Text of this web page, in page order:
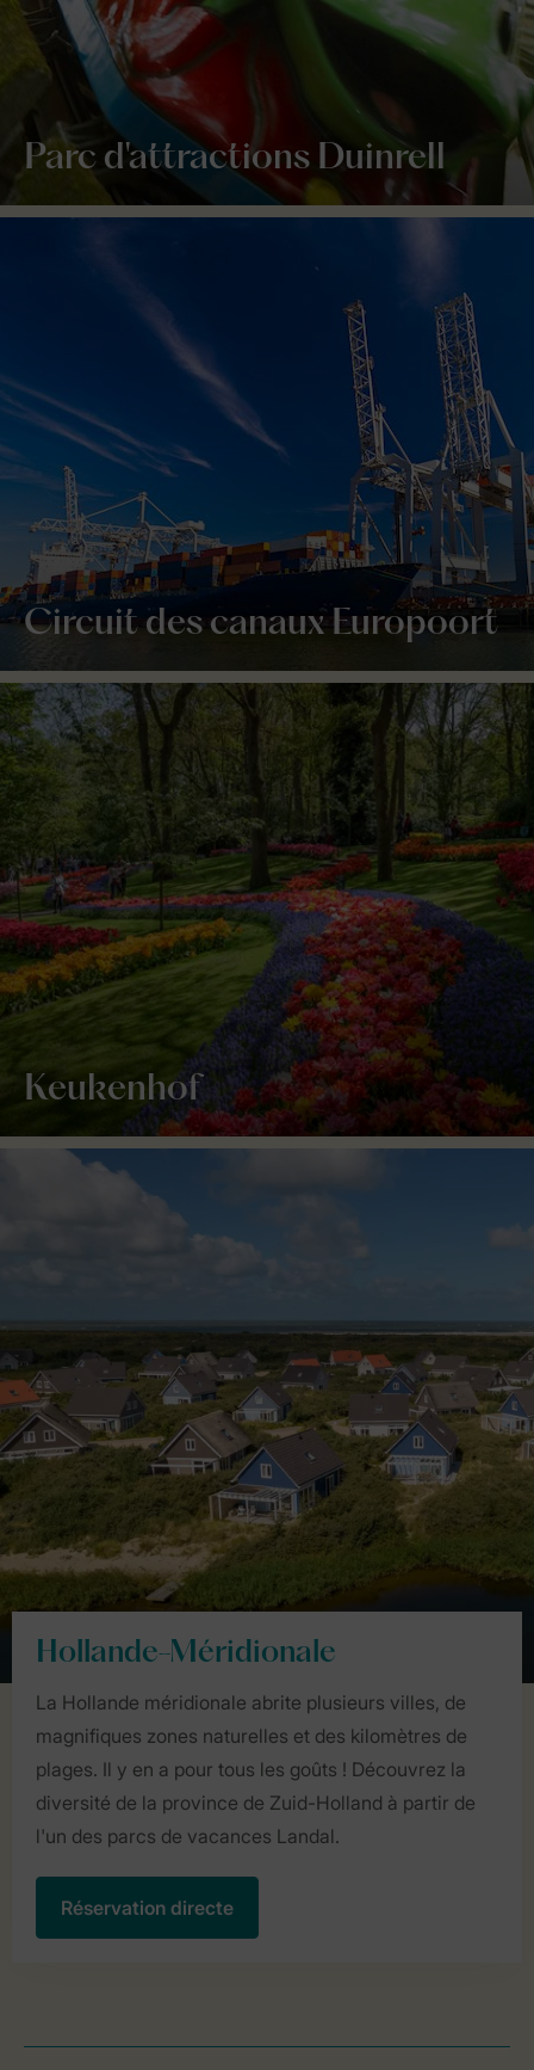
Parc d'attractions Duinrell
Circuit des canaux Europoort
Keukenhof
Hollande-Méridionale
La Hollande méridionale abrite plusieurs villes, de
magnifiques zones naturelles et des kilomètres de
plages. Il y en a pour tous les goûts ! Découvrez la
diversité de la province de Zuid-Holland à partir de
l'un des parcs de vacances Landal.
Réservation directe